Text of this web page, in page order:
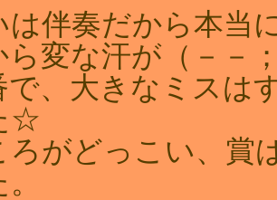
は伴奏だから本当
ら変な汗が（－－
で、大きなミスは
☆
ろがどっこい、賞